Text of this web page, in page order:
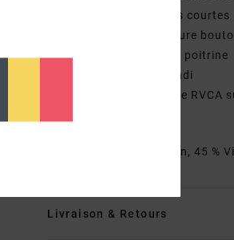
manches courtes
fermeture
Poches :
une poche poitrine
Ourlet : ourlet arrondi
Étiquette RVCA
55 % Coton, 45 %
Livraison & Retours